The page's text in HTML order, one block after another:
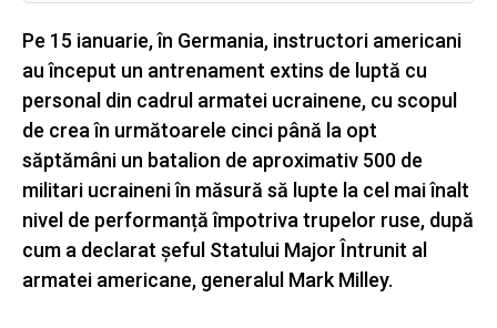
Pe 15 ianuarie, în Germania, instructori americani
au început un antrenament extins de luptă cu
personal din cadrul armatei ucrainene, cu scopul
de crea în următoarele cinci până la opt
săptămâni un batalion de aproximativ 500 de
militari ucraineni în măsură să lupte la cel mai înalt
nivel de performanță împotriva trupelor ruse, după
cum a declarat șeful Statului Major Întrunit al
armatei americane, generalul Mark Milley.